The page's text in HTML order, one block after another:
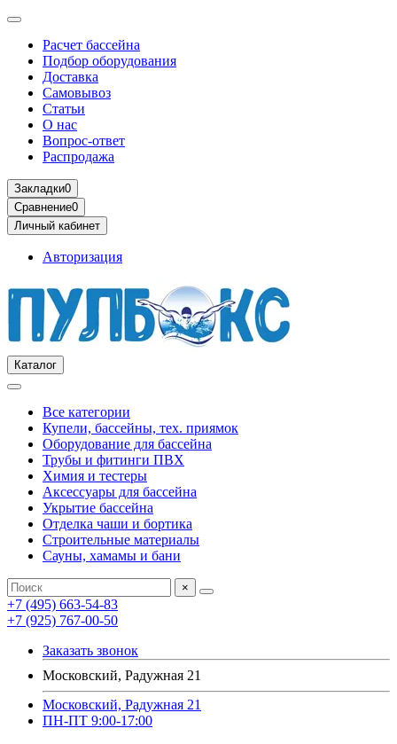
Расчет бассейна
Подбор оборудования
Доставка
Самовывоз
Статьи
О нас
Вопрос-ответ
Распродажа
Закладки0
Сравнение0
Личный кабинет
Авторизация
Каталог
Все категории
Купели, бассейны, тех. приямок
Оборудование для бассейна
Трубы и фитинги ПВХ
Химия и тестеры
Аксессуары для бассейна
Укрытие бассейна
Отделка чаши и бортика
Строительные материалы
Сауны, хамамы и бани
×
+7 (495) 663-54-83
+7 (925) 767-00-50
Заказать звонок
Московский, Радужная 21
Московский, Радужная 21
ПН-ПТ 9:00-17:00